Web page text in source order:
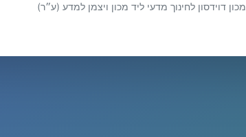
מכון דוידסון לחינוך מדעי ליד מכון ויצמן למדע (ע״ר)